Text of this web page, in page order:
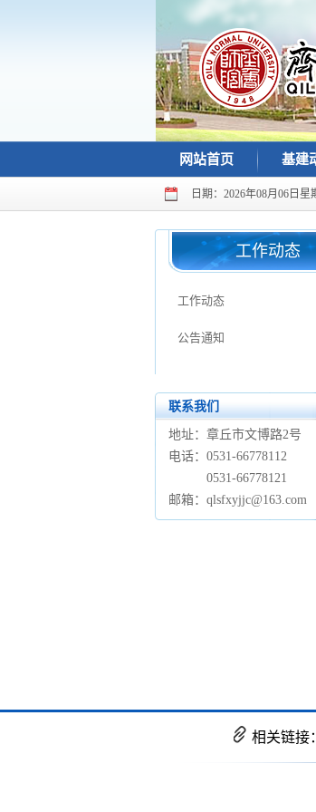
网站首页 基建
日期：2026年08月06日星
工作动态
工作动态
公告通知
联系我们
地址：章丘市文博路2号
电话：0531-66778112
0531-66778121
邮箱：qlsfxyjjc@163.com
相关链接：